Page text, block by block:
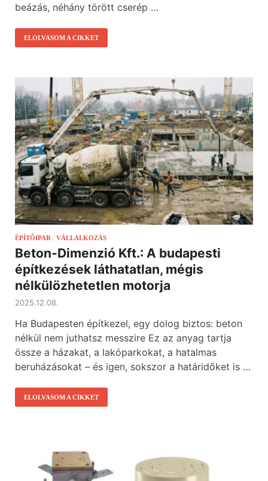
beázás, néhány törött cserép …
ELOLVASOM A CIKKET
ÉPÍTŐIPAR / VÁLLALKOZÁS
Beton-Dimenzió Kft.: A budapesti
építkezések láthatatlan, mégis
nélkülözhetetlen motorja
2025.12.08.
Ha Budapesten építkezel, egy dolog biztos: beton
nélkül nem juthatsz messzire Ez az anyag tartja
össze a házakat, a lakóparkokat, a hatalmas
beruházásokat – és igen, sokszor a határidőket is …
ELOLVASOM A CIKKET